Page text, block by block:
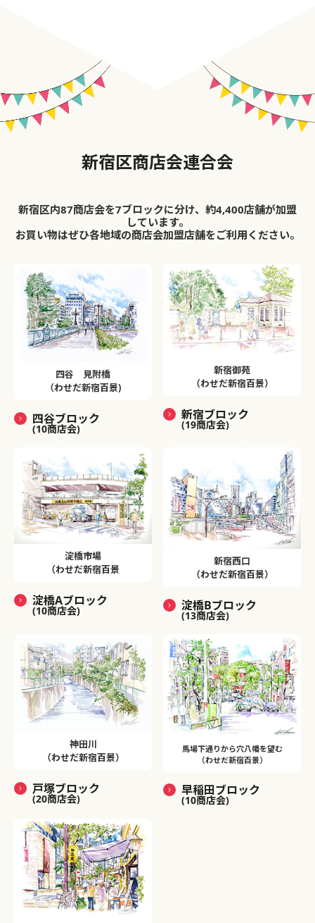
新宿区商店会連合会
新宿区内87商店会を7ブロックに分け、約4,400店舗が加盟
しています。
お買い物はぜひ各地域の商店会加盟店舗をご利用ください。
四谷 見附橋
（わせだ新宿百景)
四谷ブロック
(10商店会)
新宿御苑
（わせだ新宿百景）
新宿ブロック
(19商店会)
淀橋市場
（わせだ新宿百景
淀橋Aブロック
(10商店会)
新宿西口
（わせだ新宿百景）
淀橋Bブロック
(13商店会)
神田川
（わせだ新宿百景）
戸塚ブロック
(20商店会)
馬場下通りから穴八幡を望む
（わせだ新宿百景）
早稲田ブロック
(10商店会)